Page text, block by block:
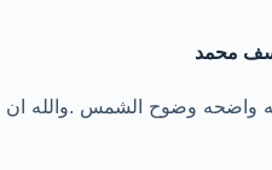
محمد
واضحه وضوح الشمس .والله ان